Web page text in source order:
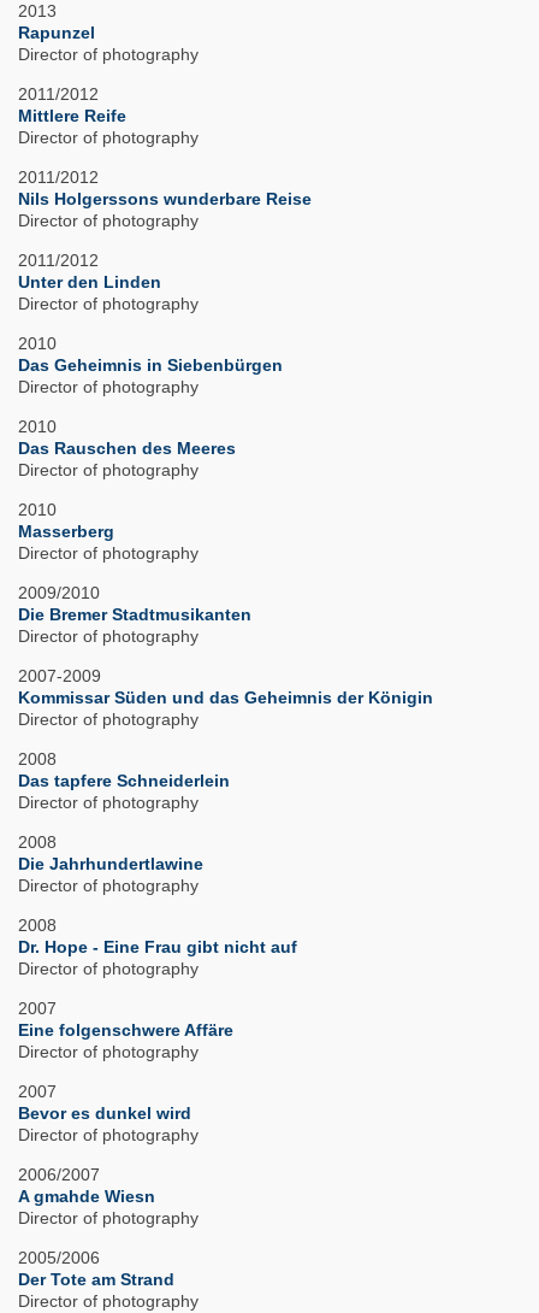
2013
Rapunzel
Director of photography
2011/2012
Mittlere Reife
Director of photography
2011/2012
Nils Holgerssons wunderbare Reise
Director of photography
2011/2012
Unter den Linden
Director of photography
2010
Das Geheimnis in Siebenbürgen
Director of photography
2010
Das Rauschen des Meeres
Director of photography
2010
Masserberg
Director of photography
2009/2010
Die Bremer Stadtmusikanten
Director of photography
2007-2009
Kommissar Süden und das Geheimnis der Königin
Director of photography
2008
Das tapfere Schneiderlein
Director of photography
2008
Die Jahrhundertlawine
Director of photography
2008
Dr. Hope - Eine Frau gibt nicht auf
Director of photography
2007
Eine folgenschwere Affäre
Director of photography
2007
Bevor es dunkel wird
Director of photography
2006/2007
A gmahde Wiesn
Director of photography
2005/2006
Der Tote am Strand
Director of photography